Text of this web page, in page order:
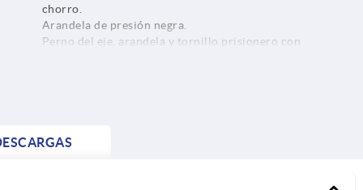
chorro.
Arandela de presión negra.
Perno del eje, arandela y tornillo prisionero con